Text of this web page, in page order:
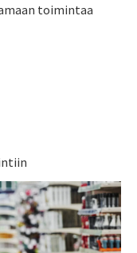
toimintaa